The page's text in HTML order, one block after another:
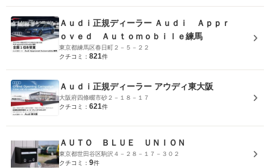
Ａｕｄｉ正規ディーラー Ａｕｄｉ Ａｐｐｒ
ｏｖｅｄ Ａｕｔｏｍｏｂｉｌｅ練馬
東京都練馬区春日町２－５－２２
クチコミ： 821件
Ａｕｄｉ正規ディーラー アウディ東大阪
大阪府四條畷市砂２－１８－１７
クチコミ： 621件
ＡＵＴＯ ＢＬＵＥ ＵＮＩＯＮ
東京都世田谷区駒沢４－２８－１７－３０２
クチコミ： 9件